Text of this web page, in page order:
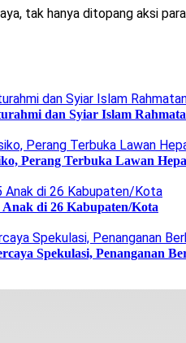
tak hanya ditopang aksi
dan Syiar Islam
Perang Terbuka Lawan
di 26 Kabupaten/Kota
Spekulasi, Penanganan